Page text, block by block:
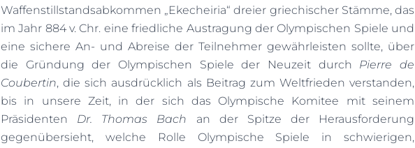
Waffenstillstandsabkommen „Ekecheiria“ dreier griechischer Stämme, das
im Jahr 884 v. Chr. eine friedliche Austragung der Olympischen Spiele und
eine sichere An- und Abreise der Teilnehmer gewährleisten sollte, über
die Gründung der Olympischen Spiele der Neuzeit durch Pierre de
Coubertin, die sich ausdrücklich als Beitrag zum Weltfrieden verstanden,
bis in unsere Zeit, in der sich das Olympische Komitee mit seinem
Präsidenten Dr. Thomas Bach an der Spitze der Herausforderung
gegenübersieht, welche Rolle Olympische Spiele in schwierigen,